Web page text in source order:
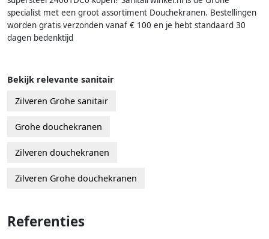
specialist met een groot assortiment Douchekranen. Bestellingen
worden gratis verzonden vanaf € 100 en je hebt standaard 30
dagen bedenktijd
Bekijk relevante sanitair
Zilveren Grohe sanitair
Grohe douchekranen
Zilveren douchekranen
Zilveren Grohe douchekranen
Referenties